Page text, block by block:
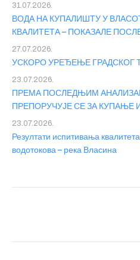
ВОДА НА КУПАЛИШТУ У
КВАЛИТЕТА – ПОКАЗАЛЕ
31.07.2026.
УСКОРО УРЕЂЕЊЕ ГРАДСКОГ
27.07.2026.
ПРЕМА ПОСЛЕДЊИМ
ПРЕПОРУЧУЈЕ СЕ ЗА КУПАЊЕ
23.07.2026.
Резултати испитивања
водотокова – река Власина
23.07.2026.